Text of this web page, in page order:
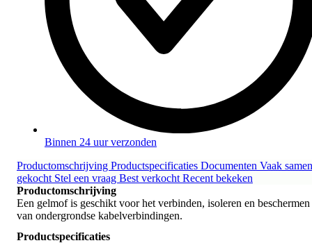
Binnen 24 uur verzonden
Productomschrijving Productspecificaties Documenten Vaak samen
gekocht Stel een vraag Best verkocht Recent bekeken
Productomschrijving
Een gelmof is geschikt voor het verbinden, isoleren en beschermen
van ondergrondse kabelverbindingen.
Productspecificaties